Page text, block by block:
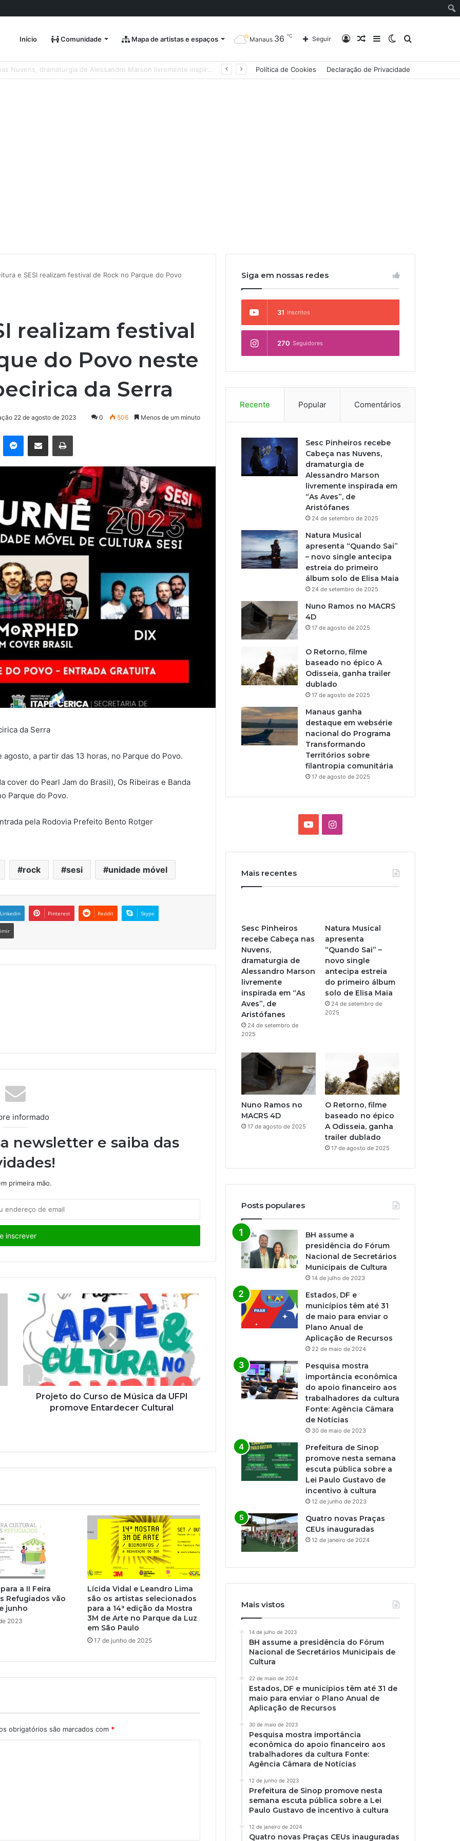
Início Comunidade Mapa de artistas e espaços Procurar
Switch
Barra
Artigo
Entrar
Seguir
Manaus 36 ℃
Política de Cookies Declaração de Privacidade
e SESI realizam festival de Rock no Parque do Povo
realizam festival
do Povo neste
da Serra
22 de agosto de 2023 0 506 Menos de um minuto
da Serra
a partir das 13 horas, no Parque do Povo.
cover do Pearl Jam do Brasil), Os Ribeiras e Banda
Parque do Povo.
pela Rodovia Prefeito Bento Rotger
rock sesi unidade móvel
Linkedin Pinterest Reddit Skype
informado
newsletter e saiba das
primeira mão.
Projeto do Curso de Música da UFPI
promove Entardecer Cultural
a II Feira
Refugiados vão
junho
2023
Lícida Vidal e Leandro Lima
são os artistas selecionados
para a 14ª edição da Mostra
3M de Arte no Parque da Luz
em São Paulo
17 de junho de 2025
obrigatórios são marcados com *
Siga em nossas redes
31 Inscritos
270 Seguidores
Recente Popular Comentários
Sesc Pinheiros recebe
Cabeça nas Nuvens,
dramaturgia de
Alessandro Marson
livremente inspirada em
“As Aves”, de
Aristófanes
24 de setembro de 2025
Natura Musical
apresenta “Quando Sai”
– novo single antecipa
estreia do primeiro
álbum solo de Elisa Maia
24 de setembro de 2025
Nuno Ramos no MACRS
4D
17 de agosto de 2025
O Retorno, filme
baseado no épico A
Odisseia, ganha trailer
dublado
17 de agosto de 2025
Manaus ganha
destaque em websérie
nacional do Programa
Transformando
Territórios sobre
filantropia comunitária
17 de agosto de 2025
T
I
t
g
r
a
m
Mais recentes
Sesc Pinheiros
recebe Cabeça nas
Nuvens,
dramaturgia de
Alessandro Marson
livremente
inspirada em “As
Aves”, de
Aristófanes
24 de setembro de
2025
Natura Musical
apresenta
“Quando Sai” –
novo single
antecipa estreia
do primeiro álbum
solo de Elisa Maia
24 de setembro de
2025
Nuno Ramos no
MACRS 4D
17 de agosto de 2025
O Retorno, filme
baseado no épico
A Odisseia, ganha
trailer dublado
17 de agosto de 2025
Posts populares
BH assume a
presidência do Fórum
Nacional de Secretários
Municipais de Cultura
14 de julho de 2023
Estados, DF e
municípios têm até 31
de maio para enviar o
Plano Anual de
Aplicação de Recursos
22 de maio de 2024
Pesquisa mostra
importância econômica
do apoio financeiro aos
trabalhadores da cultura
Fonte: Agência Câmara
de Notícias
30 de maio de 2023
Prefeitura de Sinop
promove nesta semana
escuta pública sobre a
Lei Paulo Gustavo de
incentivo à cultura
12 de junho de 2023
Quatro novas Praças
CEUs inauguradas
12 de janeiro de 2024
Mais vistos
14 de julho de 2023
BH assume a presidência do Fórum
Nacional de Secretários Municipais de
Cultura
22 de maio de 2024
Estados, DF e municípios têm até 31 de
maio para enviar o Plano Anual de
Aplicação de Recursos
30 de maio de 2023
Pesquisa mostra importância
econômica do apoio financeiro aos
trabalhadores da cultura Fonte:
Agência Câmara de Notícias
12 de junho de 2023
Prefeitura de Sinop promove nesta
semana escuta pública sobre a Lei
Paulo Gustavo de incentivo à cultura
12 de janeiro de 2024
Quatro novas Praças CEUs inauguradas